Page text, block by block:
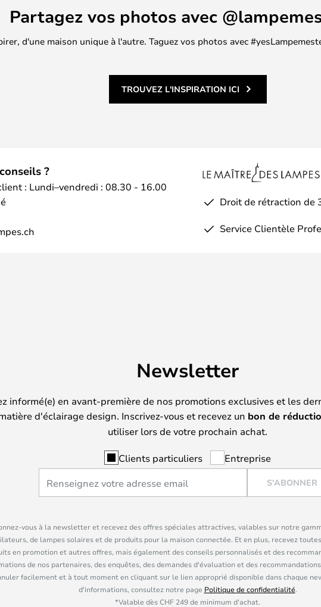
Partagez vos photos avec
d'une maison unique à l'autre. Taguez vos photos avec
TROUVEZ L'INSPIRATION ICI
?
: Lundi–vendredi : 08.30 - 16.00
Droit de rétraction de
Service Clientèle
Newsletter
informé(e) en avant-première de nos promotions exclusives et les
d'éclairage design. Inscrivez-vous et recevez un bon de
utiliser lors de votre prochain achat.
Clients particuliers Entreprise
S'ABONNER
vous à la newsletter et recevez des offres spéciales attractives, valables sur notre
de lampes solaires et de produits pour la maison connectée. Et en plus, recevez
en promotion et autres offres, mais également des conseils personnalisés et des
de nos partenaires, des enquêtes, des demandes d'évaluation et des
facilement et à tout moment en cliquant sur le lien approprié disponible dans chaque
d'informations, consultez notre page Politique de confidentialité.
*Valable dès CHF 249 de minimum d'achat.